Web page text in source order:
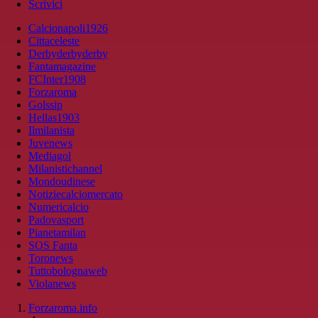
Scrivici
Calcionapoli1926
Cittaceleste
Derbyderbyderby
Fantamagazine
FCInter1908
Forzaroma
Golssip
Hellas1903
Ilmilanista
Juvenews
Mediagol
Milanistichannel
Mondoudinese
Notiziecalciomercato
Numericalcio
Padovasport
Pianetamilan
SOS Fanta
Toronews
Tuttobolognaweb
Violanews
Forzaroma.info